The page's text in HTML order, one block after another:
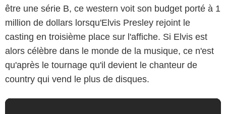
être une série B, ce western voit son budget porté à 1
million de dollars lorsqu'Elvis Presley rejoint le
casting en troisième place sur l'affiche. Si Elvis est
alors célèbre dans le monde de la musique, ce n'est
qu'après le tournage qu'il devient le chanteur de
country qui vend le plus de disques.